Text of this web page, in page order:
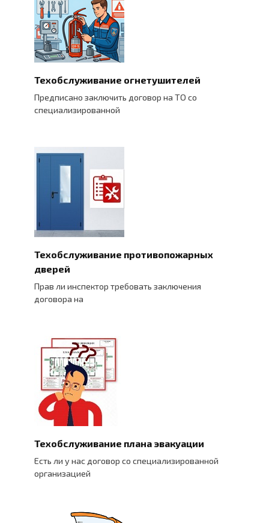
Техобслуживание огнетушителей
Предписано заключить договор на ТО со
специализированной
Техобслуживание противопожарных
дверей
Прав ли инспектор требовать заключения
договора на
Техобслуживание плана эвакуации
Есть ли у нас договор со специализированной
организацией